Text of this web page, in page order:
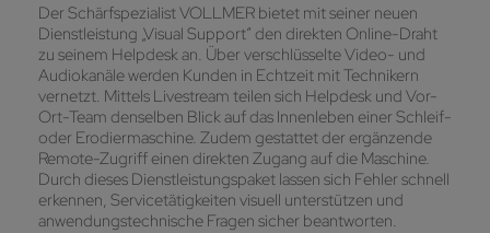
Der Schärfspezialist VOLLMER bietet mit seiner neuen
Dienstleistung „Visual Support“ den direkten Online-Draht
zu seinem Helpdesk an. Über verschlüsselte Video- und
Audiokanäle werden Kunden in Echtzeit mit Technikern
vernetzt. Mittels Livestream teilen sich Helpdesk und Vor-
Ort-Team denselben Blick auf das Innenleben einer Schleif-
oder Erodiermaschine. Zudem gestattet der ergänzende
Remote-Zugriff einen direkten Zugang auf die Maschine.
Durch dieses Dienstleistungspaket lassen sich Fehler schnell
erkennen, Servicetätigkeiten visuell unterstützen und
anwendungstechnische Fragen sicher beantworten.